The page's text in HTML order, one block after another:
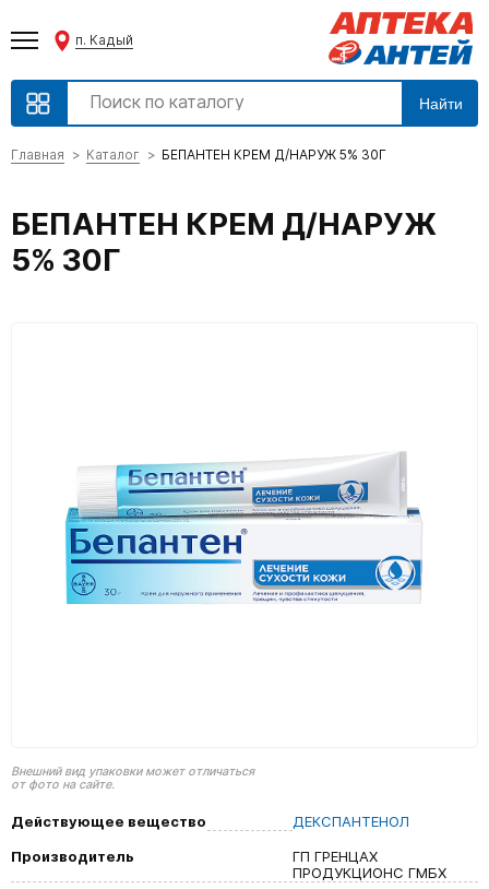
п. Кадый
Найти
Главная Каталог БЕПАНТЕН КРЕМ Д/НАРУЖ 5% 30Г
БЕПАНТЕН КРЕМ Д/НАРУЖ
5% 30Г
Внешний вид упаковки может отличаться
от фото на сайте.
Действующее вещество
ДЕКСПАНТЕНОЛ
Производитель
ГП ГРЕНЦАХ
ПРОДУКЦИОНС ГМБХ